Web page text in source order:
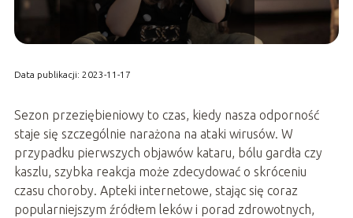
Data publikacji: 2023-11-17
Sezon przeziębieniowy to czas, kiedy nasza odporność
staje się szczególnie narażona na ataki wirusów. W
przypadku pierwszych objawów kataru, bólu gardła czy
kaszlu, szybka reakcja może zdecydować o skróceniu
czasu choroby. Apteki internetowe, stając się coraz
popularniejszym źródłem leków i porad zdrowotnych,